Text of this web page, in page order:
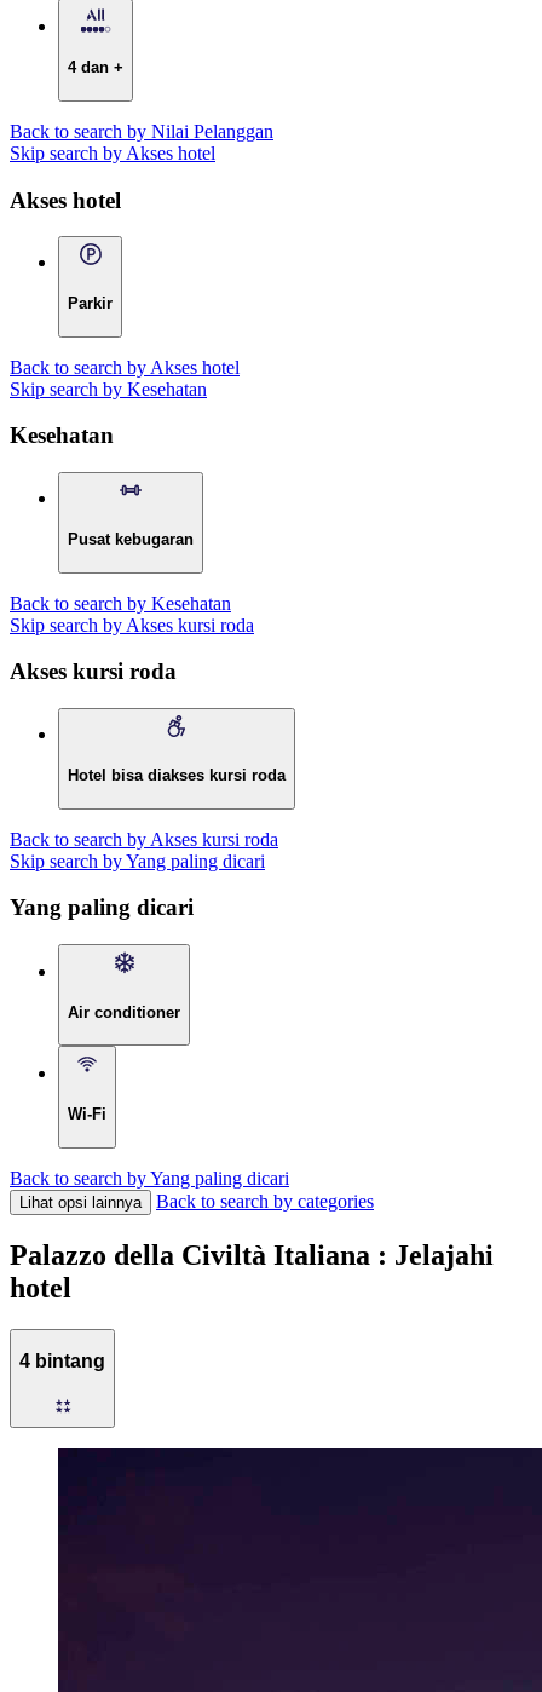
4 dan +
Back to search by Nilai Pelanggan
Skip search by Akses hotel
Akses hotel
Parkir
Back to search by Akses hotel
Skip search by Kesehatan
Kesehatan
Pusat kebugaran
Back to search by Kesehatan
Skip search by Akses kursi roda
Akses kursi roda
Hotel bisa diakses kursi roda
Back to search by Akses kursi roda
Skip search by Yang paling dicari
Yang paling dicari
Air conditioner
Wi-Fi
Back to search by Yang paling dicari
Lihat opsi lainnya Back to search by categories
Palazzo della Civiltà Italiana : Jelajahi
hotel
4 bintang